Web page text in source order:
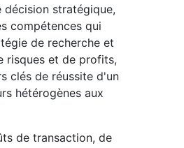
décision stratégique,
compétences qui
de recherche et
risques et de profits,
clés de réussite d'un
hétérogènes aux
de transaction, de